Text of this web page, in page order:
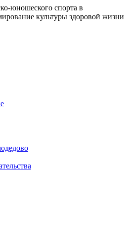
юношеского спорта в
культуры здоровой жизни